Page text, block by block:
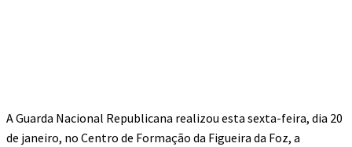
A Guarda Nacional Republicana realizou esta sexta-feira, dia 20
de janeiro, no Centro de Formação da Figueira da Foz, a